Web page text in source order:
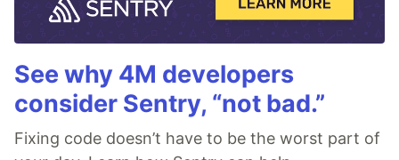
See why 4M developers
consider Sentry, “not bad.”
Fixing code doesn’t have to be the worst part of